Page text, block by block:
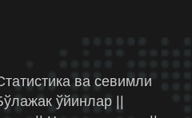
ва севимли
ўйинлар ||